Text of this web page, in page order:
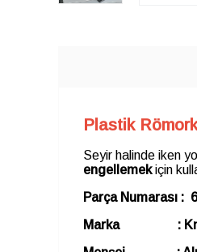
Plastik
Seyir halinde iken
engellemekiçin
Parça Numarası :
Marka :